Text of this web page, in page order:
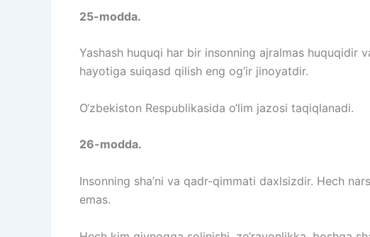
25-modda.
Yashash huquqi har bir insonning ajralmas huquqidir
hayotiga suiqasd qilish eng og‘ir jinoyatdir.
O‘zbekiston Respublikasida o‘lim jazosi taqiqlanadi.
26-modda.
Insonning sha’ni va qadr-qimmati daxlsizdir. Hech
emas.